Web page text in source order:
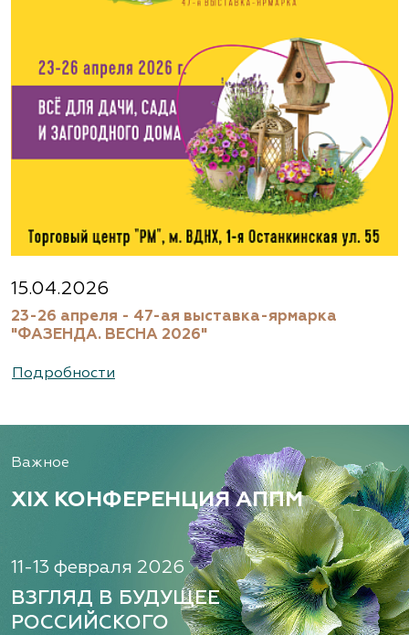
15.04.2026
23-26 апреля - 47-ая выставка-ярмарка
"ФАЗЕНДА. ВЕСНА 2026"
Подробности
Важное
XIX КОНФЕРЕНЦИЯ АППМ
11-13 февраля 2026
ВЗГЛЯД В БУДУЩЕЕ
РОССИЙСКОГО